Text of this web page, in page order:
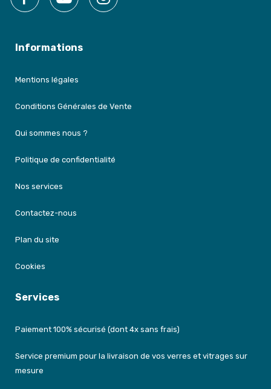
Informations
Mentions légales
Conditions Générales de Vente
Qui sommes nous ?
Politique de confidentialité
Nos services
Contactez-nous
Plan du site
Cookies
Services
Paiement 100% sécurisé (dont 4x sans frais)
Service premium pour la livraison de vos verres et vitrages sur
mesure